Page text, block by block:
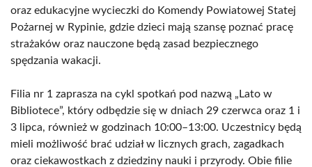
oraz edukacyjne wycieczki do Komendy Powiatowej Statej
Pożarnej w Rypinie, gdzie dzieci mają szansę poznać pracę
strażaków oraz nauczone będą zasad bezpiecznego
spędzania wakacji.
Filia nr 1 zaprasza na cykl spotkań pod nazwą „Lato w
Bibliotece”, który odbędzie się w dniach 29 czerwca oraz 1 i
3 lipca, również w godzinach 10:00–13:00. Uczestnicy będą
mieli możliwość brać udział w licznych grach, zagadkach
oraz ciekawostkach z dziedziny nauki i przyrody. Obie filie